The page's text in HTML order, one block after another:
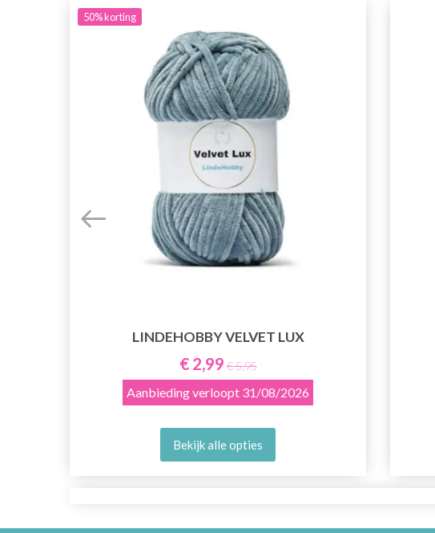
50%korting
LINDEHOBBY VELVET LUX
€ 2,99 € 5,95
Aanbieding verloopt 31/08/2026
Bekijk alle opties